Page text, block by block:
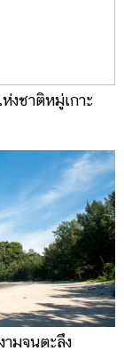
งชาติหมู่เกาะ
ามจนตะลึง